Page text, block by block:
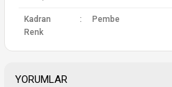
Kadran
Renk
: Pembe
YORUMLAR